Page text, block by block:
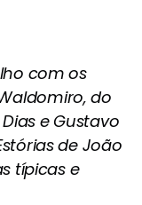
com os
do
e Gustavo
de João
típicas e